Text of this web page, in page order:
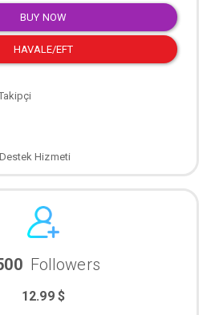
BUY NOW
HAVALE/EFT
Destek Hizmeti
Followers
12.99 $